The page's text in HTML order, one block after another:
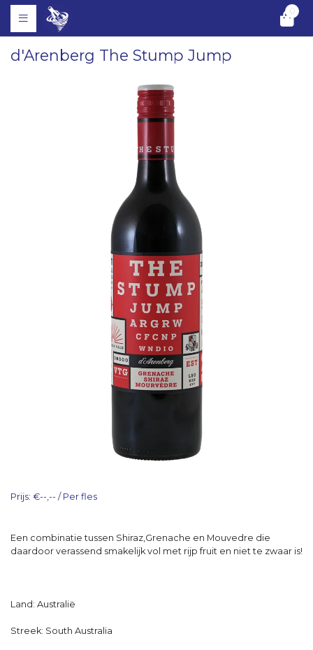
0
d'Arenberg The Stump Jump
Prijs: €--,-- / Per fles
Een combinatie tussen Shiraz,Grenache en Mouvedre die
daardoor verassend smakelijk vol met rijp fruit en niet te zwaar is!
Land: Australië
Streek: South Australia